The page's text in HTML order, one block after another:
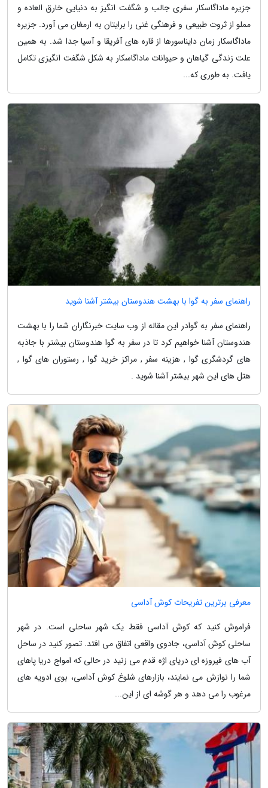
جزیره ماداگاسکار سفری جالب و شگفت انگیز به دنیایی خارق العاده و
مملو از ثروت طبیعی و فرهنگی غنی را برایتان به ارمغان می آورد. جزیره
ماداگاسکار زمان دایناسورها از قاره های آفریقا و آسیا جدا شد. به همین
علت زندگی گیاهان و حیوانات ماداگاسکار به شکل شگفت انگیزی تکامل
یافت. به طوری که...
راهنمای سفر به گوا با بهشت هندوستان بیشتر آشنا شوید
راهنمای سفر به گوادر این مقاله از وب سایت خبرنگاران شما را با بهشت
هندوستان آشنا خواهیم کرد تا در سفر به گوا هندوستان بیشتر با جاذبه
های گردشگری گوا , هزینه سفر , مراکز خرید گوا , رستوران های گوا ,
هتل های این شهر بیشتر آشنا شوید .
معرفی برترین تفریحات کوش آداسی
فراموش کنید که کوش آداسی فقط یک شهر ساحلی است. در شهر
ساحلی کوش آداسی، جادوی واقعی اتفاق می افتد. تصور کنید در ساحل
آب های فیروزه ای دریای اژه قدم می زنید در حالی که امواج دریا پاهای
شما را نوازش می نمایند، بازارهای شلوغ کوش آداسی، بوی ادویه های
مرغوب را می دهد و هر گوشه ای از این...